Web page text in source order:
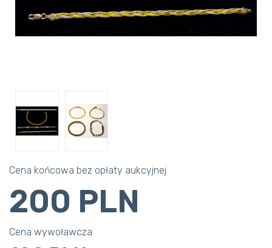
Cena końcowa bez opłaty aukcyjnej
200 PLN
Cena wywoławcza